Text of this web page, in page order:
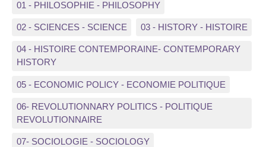
01 - PHILOSOPHIE - PHILOSOPHY
02 - SCIENCES - SCIENCE 03 - HISTORY - HISTOIRE
04 - HISTOIRE CONTEMPORAINE- CONTEMPORARY
HISTORY
05 - ECONOMIC POLICY - ECONOMIE POLITIQUE
06- REVOLUTIONNARY POLITICS - POLITIQUE
REVOLUTIONNAIRE
07- SOCIOLOGIE - SOCIOLOGY